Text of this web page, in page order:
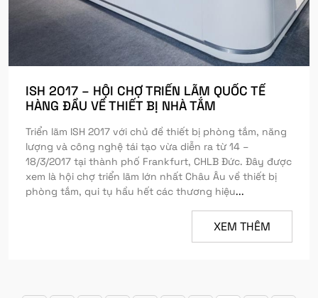
ISH 2017 – HỘI CHỢ TRIỂN LÃM QUỐC TẾ
HÀNG ĐẦU VỀ THIẾT BỊ NHÀ TẮM
Triển lãm ISH 2017 với chủ đề thiết bị phòng tắm, năng
lượng và công nghệ tái tạo vừa diễn ra từ 14 –
18/3/2017 tại thành phố Frankfurt, CHLB Đức. Đây được
xem là hội chợ triển lãm lớn nhất Châu Âu về thiết bị
phòng tắm, qui tụ hầu hết các thương hiệu...
XEM THÊM